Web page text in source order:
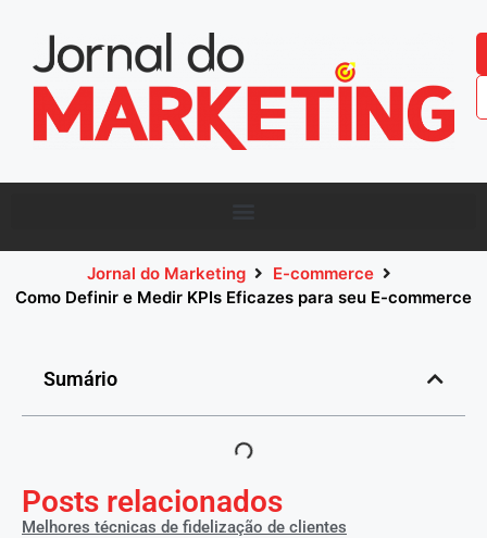
Jornal do Marketing
E-commerce
Como Definir e Medir KPIs Eficazes para seu E-commerce
Sumário
Posts relacionados
Melhores técnicas de fidelização de clientes